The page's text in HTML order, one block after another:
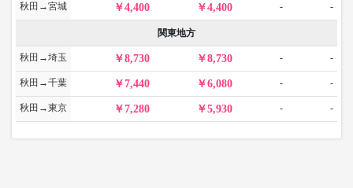
秋田→宮城 4,400 4,400 - -
関東地方
秋田→埼玉 8,730 8,730 - -
秋田→千葉 7,440 6,080 - -
秋田→東京 7,280 5,930 - -